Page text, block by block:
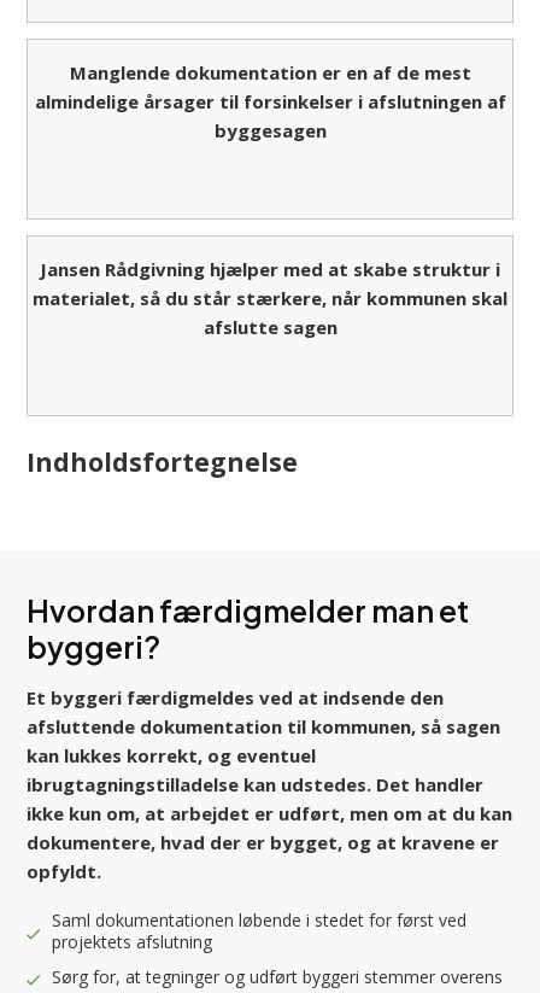
Manglende dokumentation er en af de mest
almindelige årsager til forsinkelser i afslutningen af
byggesagen
Jansen Rådgivning hjælper med at skabe struktur i
materialet, så du står stærkere, når kommunen skal
afslutte sagen
Indholdsfortegnelse
Hvordan færdigmelder man et
byggeri?
Et byggeri færdigmeldes ved at indsende den
afsluttende dokumentation til kommunen, så sagen
kan lukkes korrekt, og eventuel
ibrugtagningstilladelse kan udstedes. Det handler
ikke kun om, at arbejdet er udført, men om at du kan
dokumentere, hvad der er bygget, og at kravene er
opfyldt.
Saml dokumentationen løbende i stedet for først ved
projektets afslutning
Sørg for, at tegninger og udført byggeri stemmer overens